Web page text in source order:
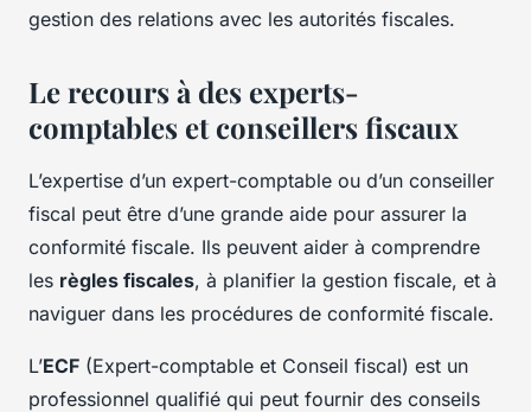
gestion des relations avec les autorités fiscales.
Le recours à des experts-
comptables et conseillers fiscaux
L’expertise d’un expert-comptable ou d’un conseiller
fiscal peut être d’une grande aide pour assurer la
conformité fiscale. Ils peuvent aider à comprendre
les règles fiscales, à planifier la gestion fiscale, et à
naviguer dans les procédures de conformité fiscale.
L’ECF (Expert-comptable et Conseil fiscal) est un
professionnel qualifié qui peut fournir des conseils